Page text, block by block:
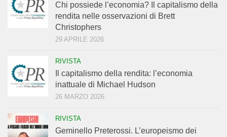
Chi possiede l’economia? Il capitalismo della
rendita nelle osservazioni di Brett
Christophers
29 APRILE 2026
RIVISTA
Il capitalismo della rendita: l’economia
inattuale di Michael Hudson
26 MARZO 2026
RIVISTA
Geminello Preterossi. L’europeismo dei